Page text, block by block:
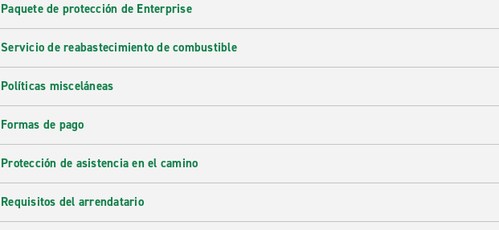
Paquete de protección de Enterprise
Servicio de reabastecimiento de combustible
Políticas misceláneas
Formas de pago
Protección de asistencia en el camino
Requisitos del arrendatario